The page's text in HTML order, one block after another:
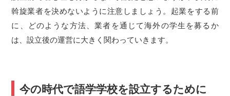
斡旋業者を決めないように注意しましょう。起業をする前
に、どのような方法、業者を通じて海外の学生を募るか
は、設立後の運営に大きく関わっていきます。
今の時代で語学学校を設立するために